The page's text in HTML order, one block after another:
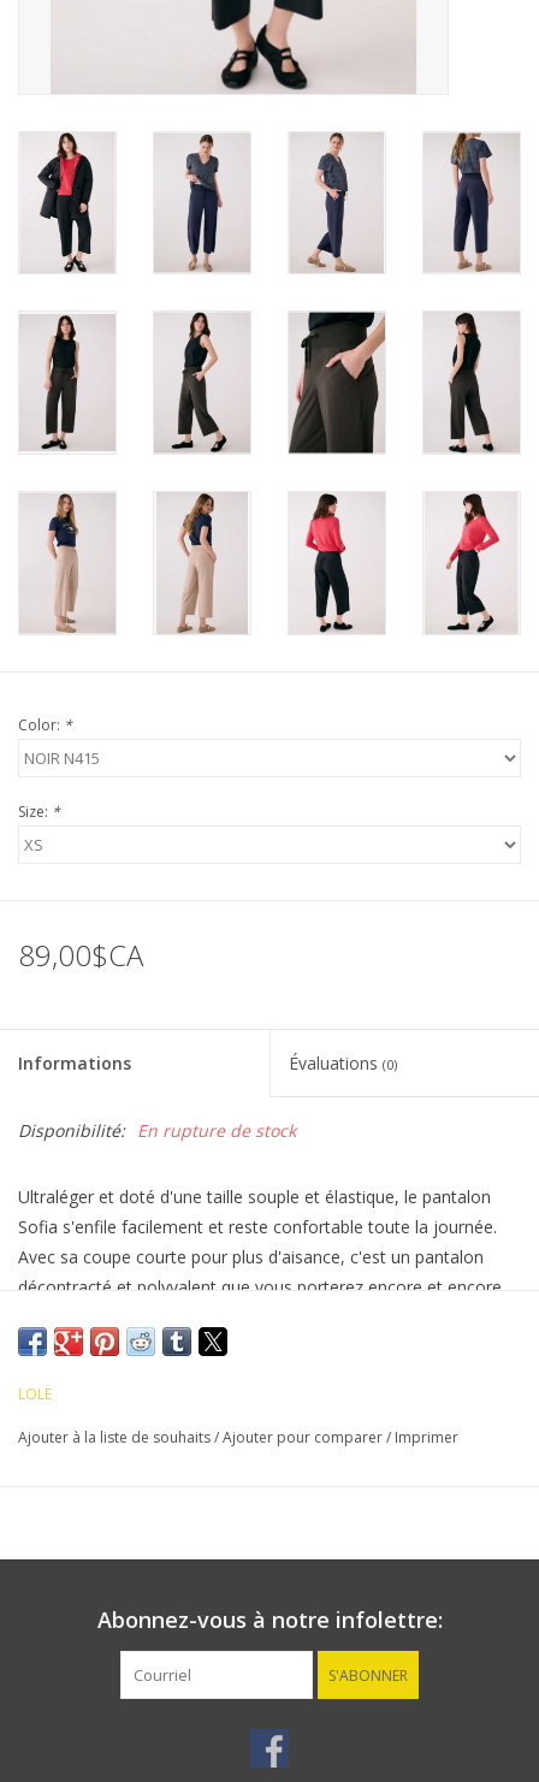
Color: *
Size: *
89,00$CA
Informations Évaluations (0)
Disponibilité: En rupture de stock
Ultraléger et doté d'une taille souple et élastique, le pantalon
Sofia s'enfile facilement et reste confortable toute la journée.
Avec sa coupe courte pour plus d'aisance, c'est un pantalon
décontracté et polyvalent que vous porterez encore et encore.
Logo réfléchissant ton sur ton transféré à chaud
Léger
LOLË
Ajouter à la liste de souhaits/Ajouter pour comparer/ Imprimer
Abonnez-vous à notre infolettre:
S'ABONNER